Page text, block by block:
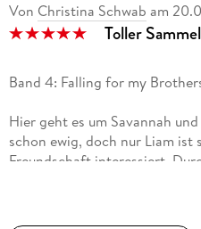
Für Denver hat sich das Leben
Mentor gestorben ist.
Geschäftspartnerin von
durch die Arbeit besser
heißt, endlich angekommen zu
Phoenix, sie möchte
Nanny bei Griffin. Wie es bei
Von Christina Schwab am
Toller
Band 4: Falling for my
Hier geht es um Savannah
schon ewig, doch nur Liam ist
Freundschaft interessiert.